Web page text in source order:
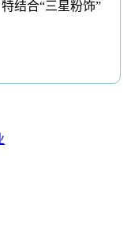
结合“三星粉饰”